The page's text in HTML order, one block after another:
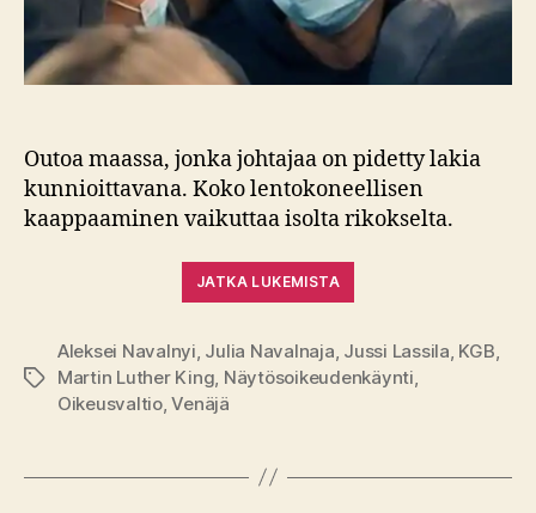
Outoa maassa, jonka johtajaa on pidetty lakia
kunnioittavana. Koko lentokoneellisen
kaappaaminen vaikuttaa isolta rikokselta.
JATKA LUKEMISTA
Avainsanat
Aleksei Navalnyi Julia Navalnaja Jussi Lassila KGB
Martin Luther King Näytösoikeudenkäynti
Oikeusvaltio,Venäjä